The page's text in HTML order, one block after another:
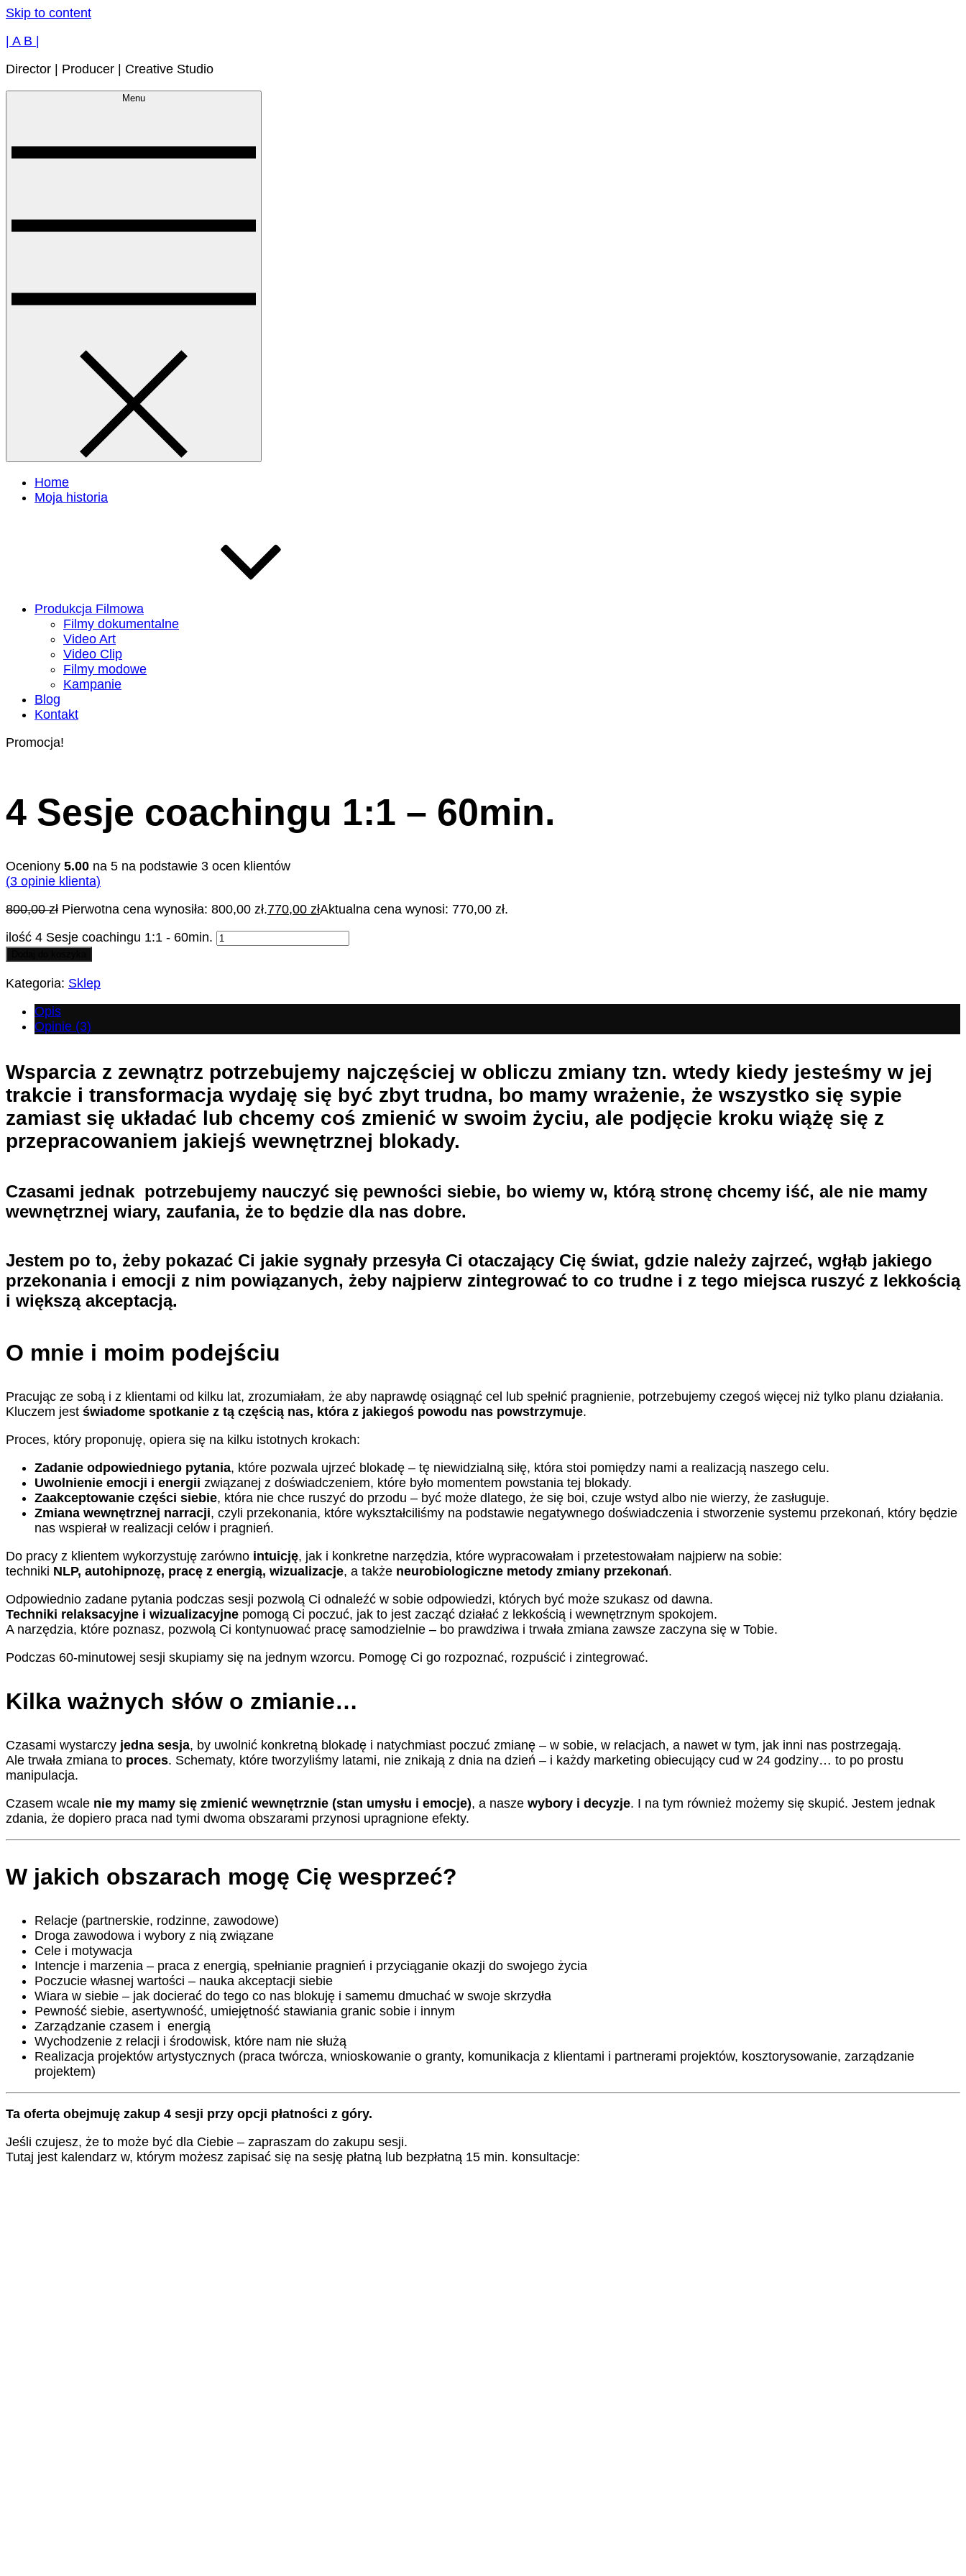
Skip to content
| A B |
Director | Producer | Creative Studio
Menu
Home
Moja historia
Produkcja Filmowa
Filmy dokumentalne
Video Art
Video Clip
Filmy modowe
Kampanie
Blog
Kontakt
Promocja!
4 Sesje coachingu 1:1 – 60min.
Oceniony 5.00 na 5 na podstawie 3 ocen klientów
(3 opinie klienta)
800,00zł Pierwotna cena wynosiła: 800,00 zł.770,00 złAktualna cena wynosi: 770,00 zł.
ilość 4 Sesje coachingu 1:1 - 60min.
Kategoria: Sklep
Opis
Opinie (3)
Wsparcia z zewnątrz potrzebujemy najczęściej w obliczu zmiany tzn. wtedy kiedy jesteśmy w jej
trakcie i transformacja wydaję się być zbyt trudna, bo mamy wrażenie, że wszystko się sypie
zamiast się układać lub chcemy coś zmienić w swoim życiu, ale podjęcie kroku wiążę się z
przepracowaniem jakiejś wewnętrznej blokady.
Czasami jednak potrzebujemy nauczyć się pewności siebie, bo wiemy w, którą stronę chcemy iść, ale nie mamy
wewnętrznej wiary, zaufania, że to będzie dla nas dobre.
Jestem po to, żeby pokazać Ci jakie sygnały przesyła Ci otaczający Cię świat, gdzie należy zajrzeć, wgłąb jakiego
przekonania i emocji z nim powiązanych, żeby najpierw zintegrować to co trudne i z tego miejsca ruszyć z lekkością
i większą akceptacją.
O mnie i moim podejściu
Pracując ze sobą i z klientami od kilku lat, zrozumiałam, że aby naprawdę osiągnąć cel lub spełnić pragnienie, potrzebujemy czegoś więcej niż tylko planu działania.
Kluczem jest świadome spotkanie z tą częścią nas, która z jakiegoś powodu nas powstrzymuje.
Proces, który proponuję, opiera się na kilku istotnych krokach:
Zadanie odpowiedniego pytania, które pozwala ujrzeć blokadę – tę niewidzialną siłę, która stoi pomiędzy nami a realizacją naszego celu.
Uwolnienie emocji i energii związanej z doświadczeniem, które było momentem powstania tej blokady.
Zaakceptowanie części siebie, która nie chce ruszyć do przodu – być może dlatego, że się boi, czuje wstyd albo nie wierzy, że zasługuje.
Zmiana wewnętrznej narracji, czyli przekonania, które wykształciliśmy na podstawie negatywnego doświadczenia i stworzenie systemu przekonań, który będzie
nas wspierał w realizacji celów i pragnień.
Do pracy z klientem wykorzystuję zarówno intuicję, jak i konkretne narzędzia, które wypracowałam i przetestowałam najpierw na sobie:
techniki NLP, autohipnozę, pracę z energią, wizualizacje, a także neurobiologiczne metody zmiany przekonań.
Odpowiednio zadane pytania podczas sesji pozwolą Ci odnaleźć w sobie odpowiedzi, których być może szukasz od dawna.
Techniki relaksacyjne i wizualizacyjne pomogą Ci poczuć, jak to jest zacząć działać z lekkością i wewnętrznym spokojem.
A narzędzia, które poznasz, pozwolą Ci kontynuować pracę samodzielnie – bo prawdziwa i trwała zmiana zawsze zaczyna się w Tobie.
Podczas 60-minutowej sesji skupiamy się na jednym wzorcu. Pomogę Ci go rozpoznać, rozpuścić i zintegrować.
Kilka ważnych słów o zmianie…
Czasami wystarczy jedna sesja, by uwolnić konkretną blokadę i natychmiast poczuć zmianę – w sobie, w relacjach, a nawet w tym, jak inni nas postrzegają.
Ale trwała zmiana to proces. Schematy, które tworzyliśmy latami, nie znikają z dnia na dzień – i każdy marketing obiecujący cud w 24 godziny… to po prostu
manipulacja.
Czasem wcale nie my mamy się zmienić wewnętrznie (stan umysłu i emocje), a nasze wybory i decyzje. I na tym również możemy się skupić. Jestem jednak
zdania, że dopiero praca nad tymi dwoma obszarami przynosi upragnione efekty.
W jakich obszarach mogę Cię wesprzeć?
Relacje (partnerskie, rodzinne, zawodowe)
Droga zawodowa i wybory z nią związane
Cele i motywacja
Intencje i marzenia – praca z energią, spełnianie pragnień i przyciąganie okazji do swojego życia
Poczucie własnej wartości – nauka akceptacji siebie
Wiara w siebie – jak docierać do tego co nas blokuję i samemu dmuchać w swoje skrzydła
Pewność siebie, asertywność, umiejętność stawiania granic sobie i innym
Zarządzanie czasem i energią
Wychodzenie z relacji i środowisk, które nam nie służą
Realizacja projektów artystycznych (praca twórcza, wnioskowanie o granty, komunikacja z klientami i partnerami projektów, kosztorysowanie, zarządzanie
projektem)
Ta oferta obejmuję zakup 4 sesji przy opcji płatności z góry.
Jeśli czujesz, że to może być dla Ciebie – zapraszam do zakupu sesji.
Tutaj jest kalendarz w, którym możesz zapisać się na sesję płatną lub bezpłatną 15 min. konsultacje: